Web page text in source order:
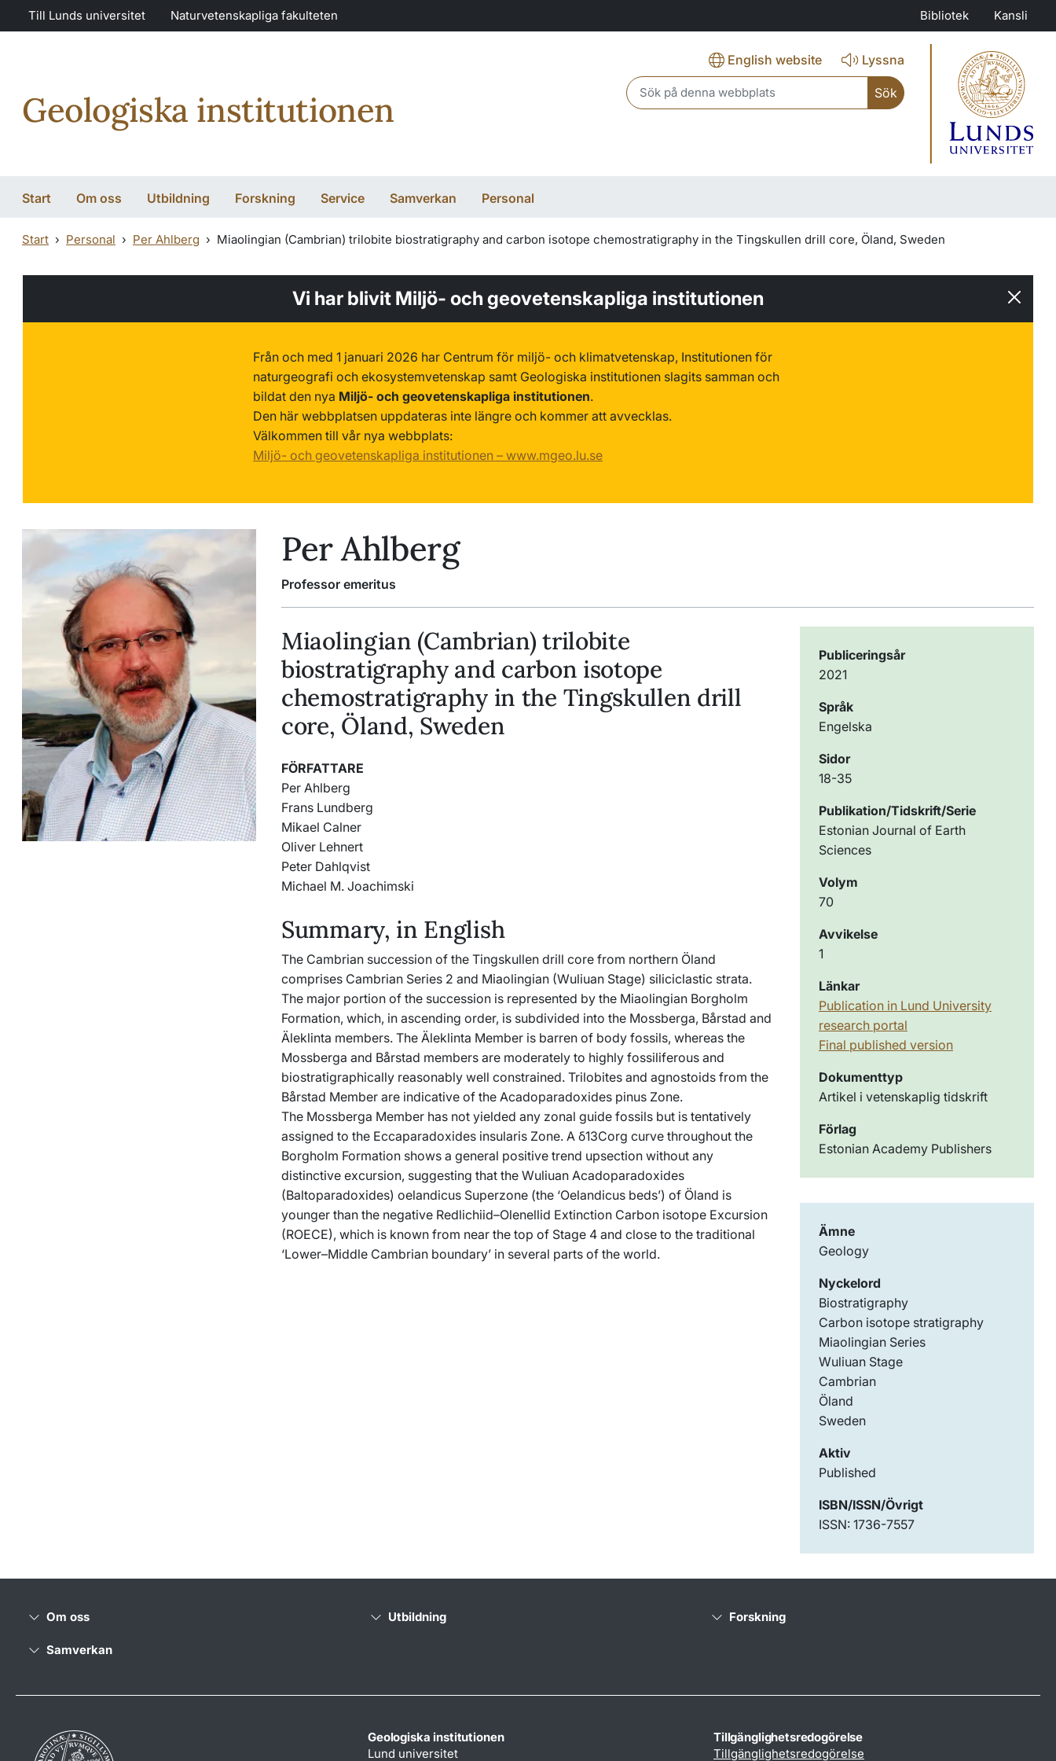
Hoppa till huvudinnehåll
Till Lunds universitet Naturvetenskapliga fakulteten Bibliotek Kansli
Geologiska institutionen
English website
Lyssna
Header search
Start Om oss Utbildning Forskning Service Samverkan Personal
Start Personal Per Ahlberg Miaolingian (Cambrian) trilobite biostratigraphy and carbon isotope chemostratigraphy in the Tingskullen drill core, Öland, Sweden
Vi har blivit Miljö- och geovetenskapliga institutionen
Från och med 1 januari 2026 har Centrum för miljö- och klimatvetenskap, Institutionen för
naturgeografi och ekosystemvetenskap samt Geologiska institutionen slagits samman och
bildat den nya Miljö- och geovetenskapliga institutionen.
Den här webbplatsen uppdateras inte längre och kommer att avvecklas.
Välkommen till vår nya webbplats:
Miljö- och geovetenskapliga institutionen – www.mgeo.lu.se
Per Ahlberg
Professor emeritus
Miaolingian (Cambrian) trilobite
biostratigraphy and carbon isotope
chemostratigraphy in the Tingskullen drill
core, Öland, Sweden
FÖRFATTARE
Per Ahlberg
Frans Lundberg
Mikael Calner
Oliver Lehnert
Peter Dahlqvist
Michael M. Joachimski
Summary, in English
The Cambrian succession of the Tingskullen drill core from northern Öland
comprises Cambrian Series 2 and Miaolingian (Wuliuan Stage) siliciclastic strata.
The major portion of the succession is represented by the Miaolingian Borgholm
Formation, which, in ascending order, is subdivided into the Mossberga, Bårstad and
Äleklinta members. The Äleklinta Member is barren of body fossils, whereas the
Mossberga and Bårstad members are moderately to highly fossiliferous and
biostratigraphically reasonably well constrained. Trilobites and agnostoids from the
Bårstad Member are indicative of the Acadoparadoxides pinus Zone.
The Mossberga Member has not yielded any zonal guide fossils but is tentatively
assigned to the Eccaparadoxides insularis Zone. A δ13Corg curve throughout the
Borgholm Formation shows a general positive trend up­section without any
distinctive excursion, suggesting that the Wuliuan Acadoparadoxides
(Baltoparadoxides) oelandicus Superzone (the ‘Oelandicus beds’) of Öland is
younger than the negative Redlichiid–Olenellid Extinction Carbon isotope Excursion
(ROECE), which is known from near the top of Stage 4 and close to the traditional
‘Lower–Middle Cambrian boundary’ in several parts of the world.
Publiceringsår
2021
Språk
Engelska
Sidor
18-35
Publikation/Tidskrift/Serie
Estonian Journal of Earth
Sciences
Volym
70
Avvikelse
1
Länkar
Publication in Lund University
research portal
Final published version
Dokumenttyp
Artikel i vetenskaplig tidskrift
Förlag
Estonian Academy Publishers
Ämne
Geology
Nyckelord
Biostratigraphy
Carbon isotope stratigraphy
Miaolingian Series
Wuliuan Stage
Cambrian
Öland
Sweden
Aktiv
Published
ISBN/ISSN/Övrigt
ISSN: 1736-7557
Om oss
Samverkan
Utbildning Forskning
Geologiska institutionen
Lund universitet
Tillgänglighetsredogörelse
Tillgänglighetsredogörelse